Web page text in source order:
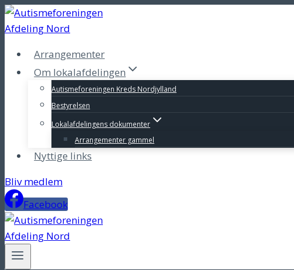
Fortsæt
til
Arrangementer
Om lokalafdelingen
Autismeforeningen Kreds Nordjylland
Bestyrelsen
Lokalafdelingens dokumenter
Arrangementer gammel
Nyttige links
Bliv medlem
Facebook